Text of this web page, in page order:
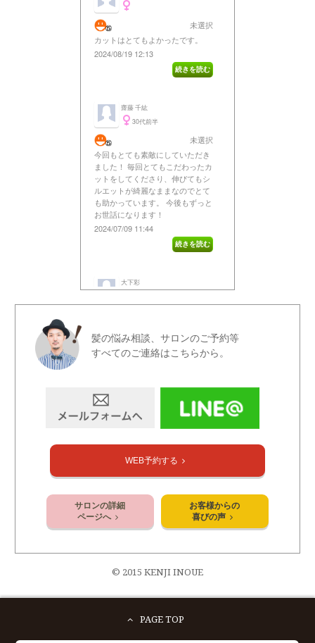
髪の悩み相談、サロンのご予約等
すべてのご連絡はこちらから。
WEB予約する
サロンの詳細
ページへ
お客様からの
喜びの声
© 2015 KENJI INOUE
PAGE TOP